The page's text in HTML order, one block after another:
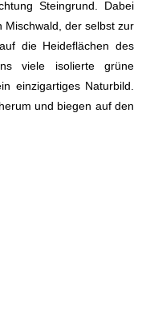
Steingrund. Dabei
Mischwald, der selbst zur
die Heideflächen des
viele isolierte grüne
einzigartiges Naturbild.
und biegen auf den